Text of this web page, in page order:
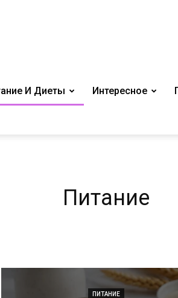
И Диеты Интересное
Питание
ПИТАНИЕ